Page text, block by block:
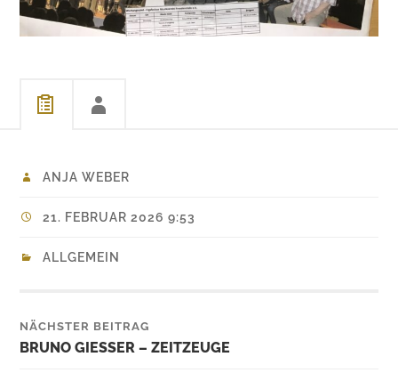
ANJA WEBER
21. FEBRUAR 2026 9:53
ALLGEMEIN
NÄCHSTER BEITRAG
BRUNO GIESSER – ZEITZEUGE